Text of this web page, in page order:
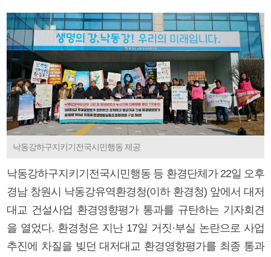
낙동강하구지키기전국시민행동 제공
낙동강하구지키기전국시민행동 등 환경단체가 22일 오후
경남 창원시 낙동강유역환경청(이하 환경청) 앞에서 대저
대교 건설사업 환경영향평가 통과를 규탄하는 기자회견
을 열었다. 환경청은 지난 17일 거짓·부실 논란으로 사업
추진에 차질을 빚던 대저대교 환경영향평가를 최종 통과